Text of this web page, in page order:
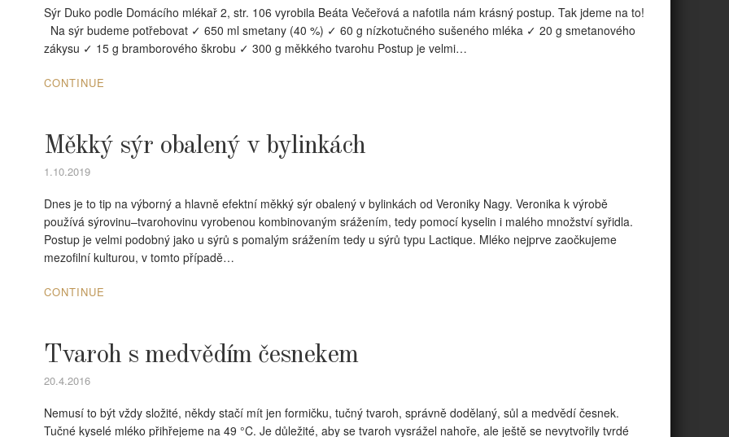
Sýr Duko podle Domácího mlékař 2, str. 106 vyrobila Beáta Večeřová a nafotila nám krásný postup. Tak jdeme na to!
Na sýr budeme potřebovat ✓ 650 ml smetany (40 %) ✓ 60 g nízkotučného sušeného mléka ✓ 20 g smetanového
zákysu ✓ 15 g bramborového škrobu ✓ 300 g měkkého tvarohu Postup je velmi…
CONTINUE
Měkký sýr obalený v bylinkách
1.10.2019
Dnes je to tip na výborný a hlavně efektní měkký sýr obalený v bylinkách od Veroniky Nagy. Veronika k výrobě
používá sýrovinu–tvarohovinu vyrobenou kombinovaným srážením, tedy pomocí kyselin i malého množství syřidla.
Postup je velmi podobný jako u sýrů s pomalým srážením tedy u sýrů typu Lactique. Mléko nejprve zaočkujeme
mezofilní kulturou, v tomto případě…
CONTINUE
Tvaroh s medvědím česnekem
20.4.2016
Nemusí to být vždy složité, někdy stačí mít jen formičku, tučný tvaroh, správně dodělaný, sůl a medvědí česnek.
Tučné kyselé mléko přihřejeme na 49 °C. Je důležité, aby se tvaroh vysrážel nahoře, ale ještě se nevytvořily tvrdé